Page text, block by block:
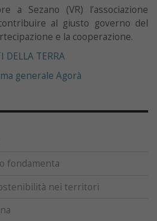
a Sezano (VR) l’associazione
al giusto governo del
e la cooperazione.
DELLA TERRA
generale Agorà
fondamenta
nei territori